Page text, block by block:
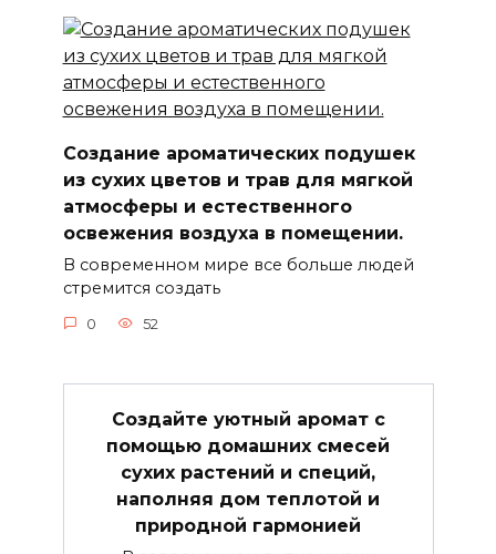
Создание ароматических подушек
из сухих цветов и трав для мягкой
атмосферы и естественного
освежения воздуха в помещении.
В современном мире все больше людей
стремится создать
0 52
Создайте уютный аромат с
помощью домашних смесей
сухих растений и специй,
наполняя дом теплотой и
природной гармонией